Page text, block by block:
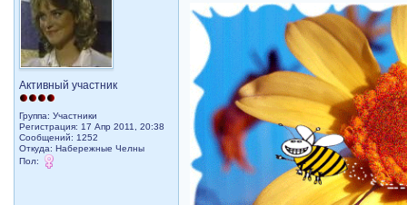
Активный участник
Группа: Участники
Регистрация: 17 Апр 2011, 20:38
Сообщений: 1252
Откуда: Набережные Челны
Пол: